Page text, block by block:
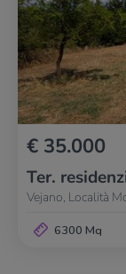
€ 35.000
Ter.
Vejano, Località
6300 Mq